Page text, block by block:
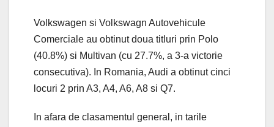
Volkswagen si Volkswagn Autovehicule
Comerciale au obtinut doua titluri prin Polo
(40.8%) si Multivan (cu 27.7%, a 3-a victorie
consecutiva). In Romania, Audi a obtinut cinci
locuri 2 prin A3, A4, A6, A8 si Q7.
In afara de clasamentul general, in tarile